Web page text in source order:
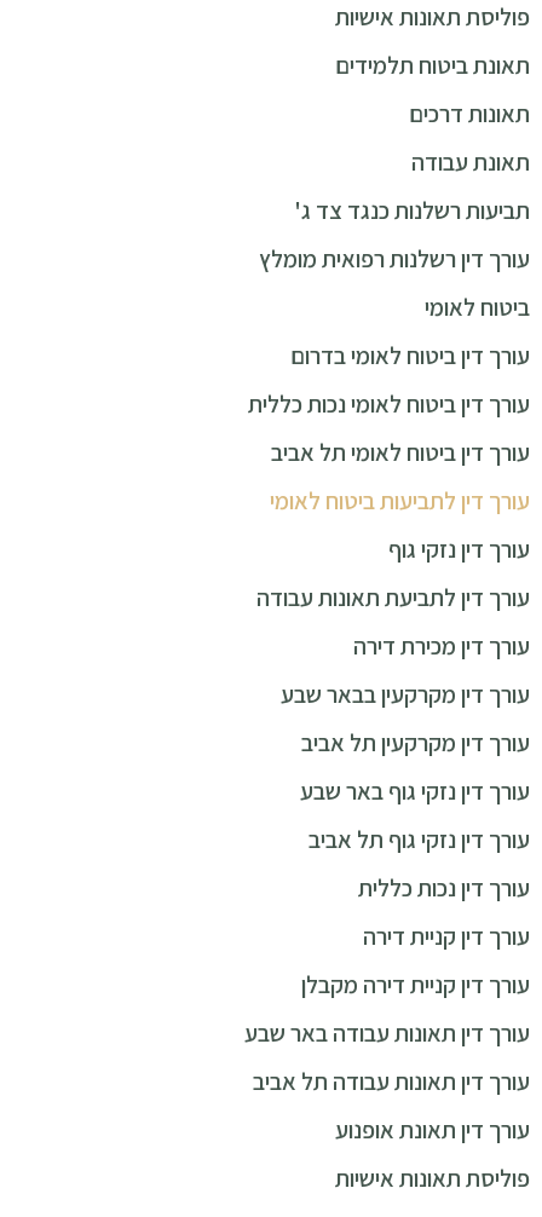
פוליסת תאונות אישיות
תאונת ביטוח תלמידים
תאונות דרכים
תאונת עבודה
תביעות רשלנות כנגד צד ג'
עורך דין רשלנות רפואית מומלץ
ביטוח לאומי
עורך דין ביטוח לאומי בדרום
עורך דין ביטוח לאומי נכות כללית
עורך דין ביטוח לאומי תל אביב
עורך דין לתביעות ביטוח לאומי
עורך דין נזקי גוף
עורך דין לתביעת תאונות עבודה
עורך דין מכירת דירה
עורך דין מקרקעין בבאר שבע
עורך דין מקרקעין תל אביב
עורך דין נזקי גוף באר שבע
עורך דין נזקי גוף תל אביב
עורך דין נכות כללית
עורך דין קניית דירה
עורך דין קניית דירה מקבלן
עורך דין תאונות עבודה באר שבע
עורך דין תאונות עבודה תל אביב
עורך דין תאונת אופנוע
פוליסת תאונות אישיות